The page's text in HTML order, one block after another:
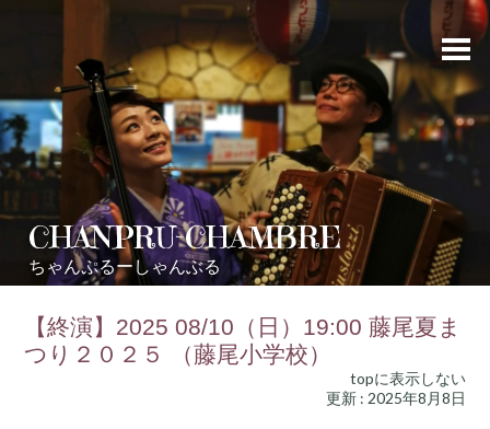
CHANPRU-CHAMBRE
ちゃんぷるーしゃんぶる
【終演】2025 08/10（日）19:00 藤尾夏ま
つり２０２５ （藤尾小学校）
topに表示しない
更新 : 2025年8月8日